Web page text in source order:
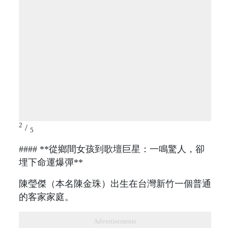
2 / 5
#### **從鄉間女孩到歌壇巨星：一鳴驚人，卻
埋下命運爆彈**
陳瑩傑（本名陳金珠）出生在台灣新竹一個普通
的客家家庭。
Advertisements